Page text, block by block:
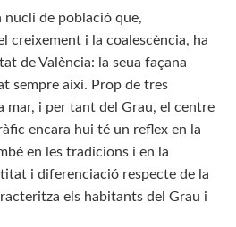
nucli de població que,
creixement i la coalescència, ha
de València: la seua façana
sempre així. Prop de tres
mar, i per tant del Grau, el centre
encara hui té un reflex en la
en les tradicions i en la
i diferenciació respecte de la
els habitants del Grau i